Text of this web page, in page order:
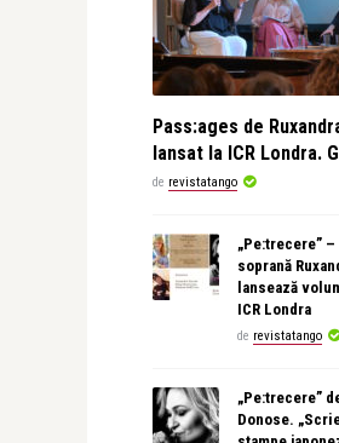
Pass:ages de
lansat la ICR Londra.
de revistatango
„Pe:trecere”
soprană
lansează
ICR Londra
de revistatango
„Pe:trecere”
Donose.